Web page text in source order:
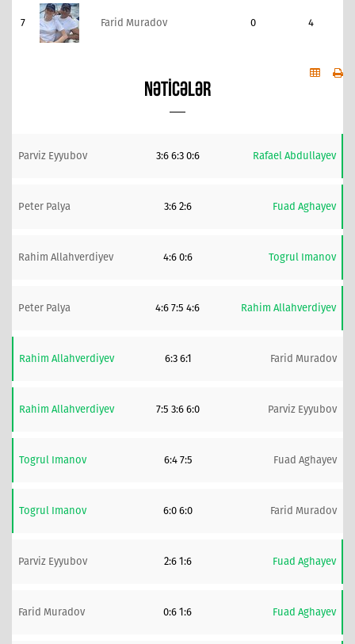
7 Farid Muradov 0 4
NƏTICƏLƏR
Parviz Eyyubov 3:6 6:3 0:6 Rafael Abdullayev
Peter Palya 3:6 2:6 Fuad Aghayev
Rahim Allahverdiyev 4:6 0:6 Togrul Imanov
Peter Palya 4:6 7:5 4:6 Rahim Allahverdiyev
Rahim Allahverdiyev 6:3 6:1 Farid Muradov
Rahim Allahverdiyev 7:5 3:6 6:0 Parviz Eyyubov
Togrul Imanov 6:4 7:5 Fuad Aghayev
Togrul Imanov 6:0 6:0 Farid Muradov
Parviz Eyyubov 2:6 1:6 Fuad Aghayev
Farid Muradov 0:6 1:6 Fuad Aghayev